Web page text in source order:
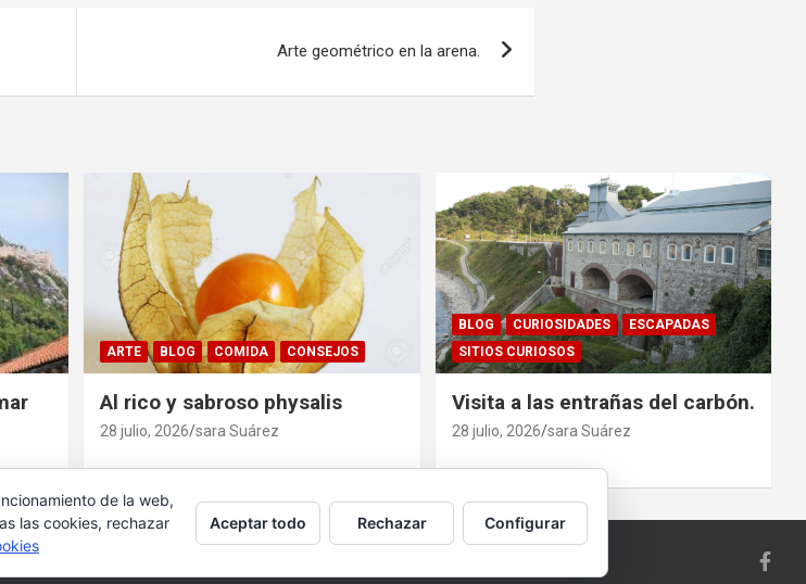
Arte geométrico en la arena.
ARTE BLOG COMIDA CONSEJOS
Al rico y sabroso physalis
28 julio, 2026 sara Suárez
BLOG CURIOSIDADES
ESCAPADAS
SITIOS CURIOSOS
Visita a las entrañas del carbón.
28 julio, 2026 sara Suárez
de la web,
las cookies, rechazar
Aceptar todo Rechazar Configurar